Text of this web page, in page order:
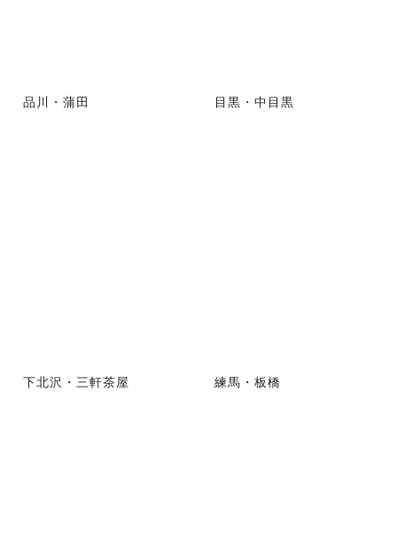
品川・蒲田 目黒・中目黒
下北沢・三軒茶屋 練馬・板橋